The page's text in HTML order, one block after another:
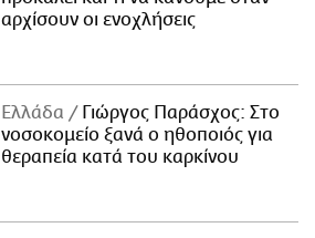
αρχίσουν οι ενοχλήσεις
Ελλάδα
Γιώργος Παράσχος: Στο
νοσοκομείο ξανά ο ηθοποιός για
θεραπεία κατά του καρκίνου